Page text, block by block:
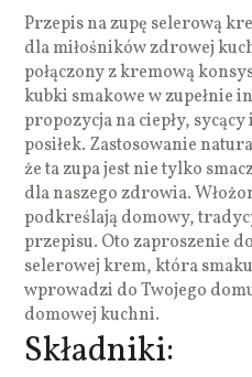
Przepis na zupę selerową
dla miłośników zdrowej
połączony z kremową
kubki smakowe w zupełnie
propozycja na ciepły,
posiłek. Zastosowanie
że ta zupa jest nie tylko
dla naszego zdrowia.
podkreślają domowy,
przepisu. Oto zaproszenie
selerowej krem, która
wprowadzi do Twojego
domowej kuchni.
Składniki: